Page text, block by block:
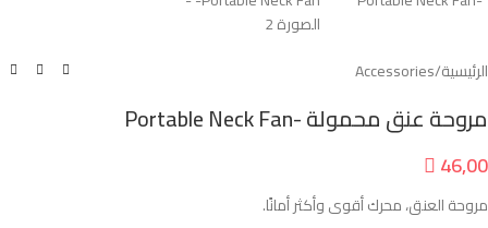
الرئيسية/
Accessories
مروحة عنق محمولة -Portable Neck Fan
46,00
مروحة العنق، محرك أقوى وأكثر أمانًا.